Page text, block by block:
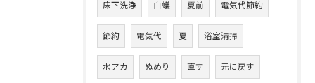
床下洗浄 白蟻 夏前 電気代節約
節約 電気代 夏 浴室清掃
水アカ ぬめり 直す 元に戻す